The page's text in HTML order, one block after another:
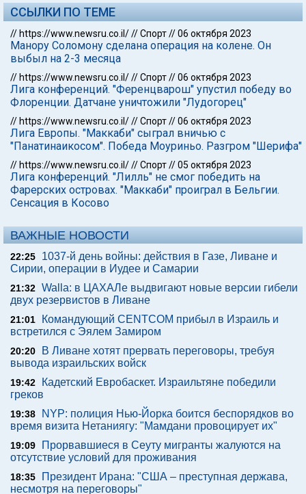
ССЫЛКИ ПО ТЕМЕ
// https://www.newsru.co.il///Спорт//06 октября 2023
Манору Соломону сделана операция на колене. Он
выбыл на 2-3 месяца
// https://www.newsru.co.il///Спорт//06 октября 2023
Лига конференций. "Ференцварош" упустил победу во
Флоренции. Датчане уничтожили "Лудогорец"
// https://www.newsru.co.il///Спорт//06 октября 2023
Лига Европы. "Маккаби" сыграл вничью с
"Панатинаикосом". Победа Моуриньо. Разгром "Шерифа"
// https://www.newsru.co.il///Спорт//05 октября 2023
Лига конференций. "Лилль" не смог победить на
Фарерских островах. "Маккаби" проиграл в Бельгии.
Сенсация в Косово
ВАЖНЫЕ НОВОСТИ
22:25
1037-й день войны: действия в Газе, Ливане и
Сирии, операции в Иудее и Самарии
21:32 Walla: в ЦАХАЛе выдвигают новые версии гибели
двух резервистов в Ливане
21:01
Командующий CENTCOM прибыл в Израиль и
встретился с Эялем Замиром
20:20
В Ливане хотят прервать переговоры, требуя
вывода израильских войск
19:42
Кадетский Евробаскет. Израильтяне победили
греков
19:38
NYP: полиция Нью-Йорка боится беспорядков во
время визита Нетаниягу: "Мамдани провоцирует их"
19:09
Прорвавшиеся в Сеуту мигранты жалуются на
отсутствие условий для проживания
18:35
Президент Ирана: "США – преступная держава,
несмотря на переговоры"